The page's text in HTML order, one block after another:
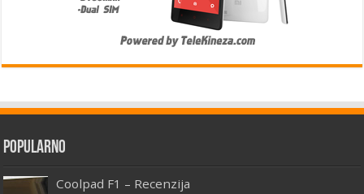
Popularno
Coolpad F1 – Recenzija